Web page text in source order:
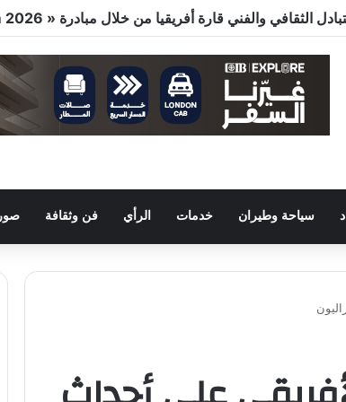
سياحة وطيران خدمات الرأي فن وثقافة